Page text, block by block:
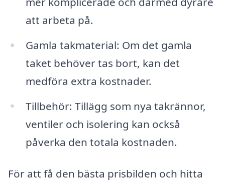
att arbeta på.
Gamla takmaterial: Om det gamla
taket behöver tas bort, kan det
medföra extra kostnader.
Tillbehör: Tillägg som nya takrännor,
ventiler och isolering kan också
påverka den totala kostnaden.
För att få den bästa prisbilden och hitta